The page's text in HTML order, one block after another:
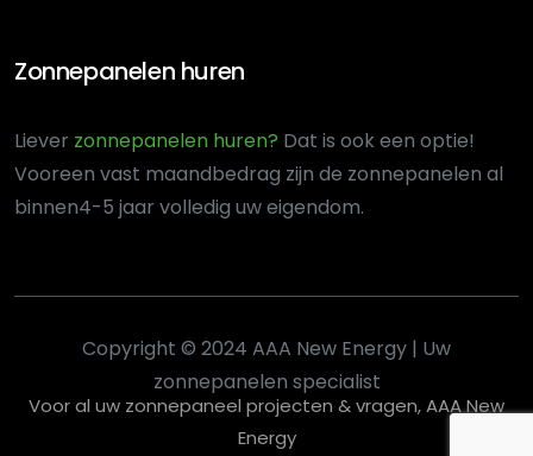
Zonnepanelen huren
Liever zonnepanelen huren? Dat is ook een optie!
Vooreen vast maandbedrag zijn de zonnepanelen al
binnen4-5 jaar volledig uw eigendom.
Copyright © 2024 AAA New Energy | Uw
zonnepanelen specialist
Voor al uw zonnepaneel projecten & vragen, AAA New
Energy